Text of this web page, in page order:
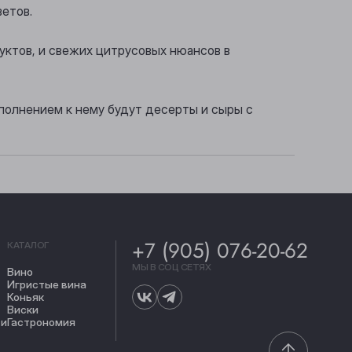
и свежих цитрусовых нюансов в
к нему будут десерты и сыры с
КАТАЛОГ
Вино
Игристые вина
Коньяк
Виски
Гастрономия
+7 (905) 076-20-62
МЫ В СОЦ СЕТЯХ